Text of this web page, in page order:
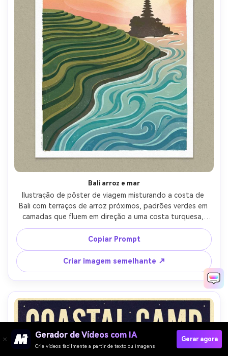
Bali arroz e mar
Ilustração de pôster de viagem misturando a costa de
Bali com terraços de arroz próximos, padrões verdes em
camadas que fluem em direção a uma costa turquesa,
gradiente suave do nascer do sol, silhueta estilizada do
templo, manchete elegante "Bali" com legenda "Onde a
terra encontra o mar", textura impressa à mão, harmonia
de cores abafada mas rica, margens limpas, lente de
85mm, profundidade de campo rasa-AR 4:5
Copiar Prompt
Criar imagem semelhante ↗
Gerador de Vídeos com IA
Crie vídeos facilmente a partir de texto ou imagens
Gerar agora